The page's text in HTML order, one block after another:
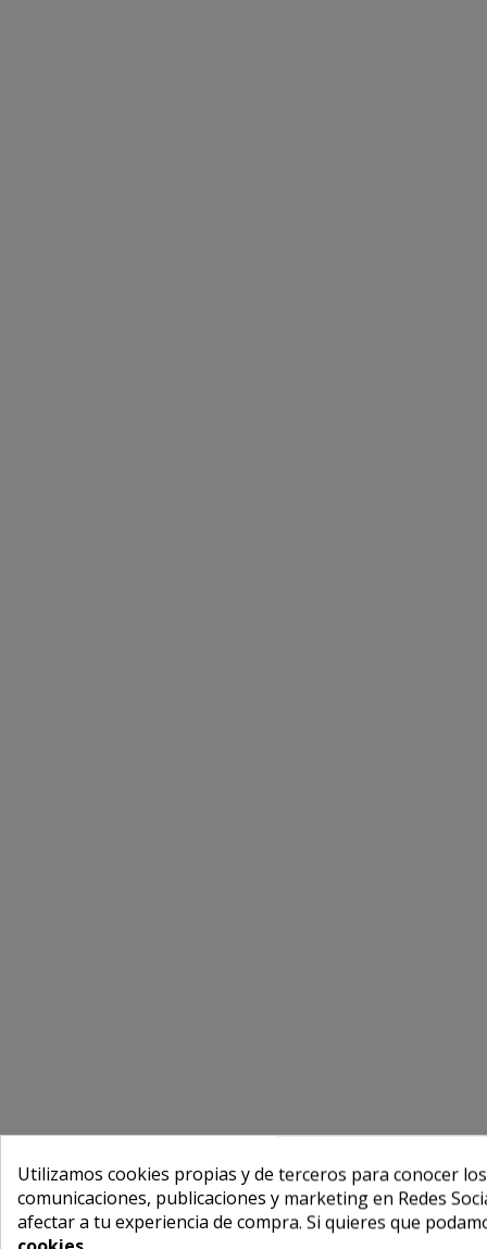
Utilizamos cookies propias y de terceros para conocer
comunicaciones, publicaciones y marketing en Redes
afectar a tu experiencia de compra. Si quieres que